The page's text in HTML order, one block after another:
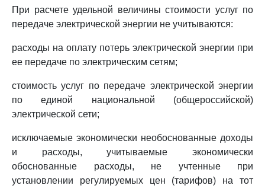
При расчете удельной величины стоимости услуг по
передаче электрической энергии не учитываются:
расходы на оплату потерь электрической энергии при
ее передаче по электрическим сетям;
стоимость услуг по передаче электрической энергии
по единой национальной (общероссийской)
электрической сети;
исключаемые экономически необоснованные доходы
и расходы, учитываемые экономически
обоснованные расходы, не учтенные при
установлении регулируемых цен (тарифов) на тот